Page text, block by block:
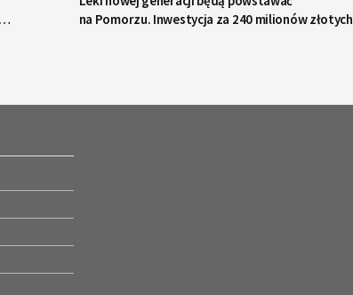
na Pomorzu. Inwestycja za 240 milionów złotych